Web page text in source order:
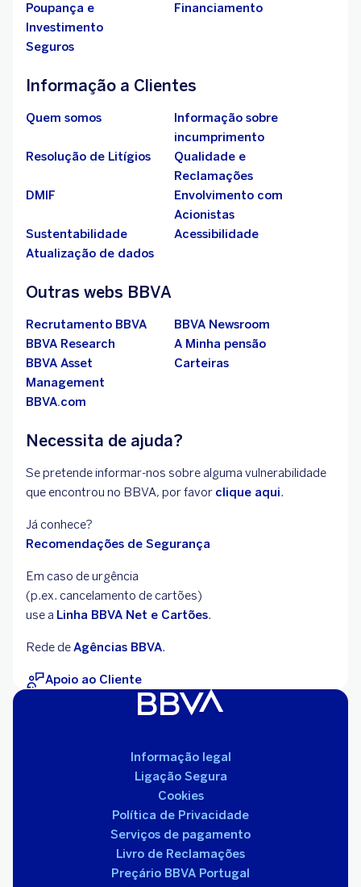
Poupança e
Investimento
Financiamento
Seguros
Informação a Clientes
Quem somos
Informação sobre
incumprimento
Resolução de Litígios
Qualidade e
Reclamações
DMIF
Envolvimento com
Acionistas
Sustentabilidade
Acessibilidade
Atualização de dados
Outras webs BBVA
Recrutamento BBVA
BBVA Newsroom
BBVA Research
A Minha pensão
BBVA Asset
Management
Carteiras
BBVA.com
Necessita de ajuda?
Se pretende informar-nos sobre alguma vulnerabilidade
que encontrou no BBVA, por favor clique aqui.
Já conhece?
Recomendações de Segurança
Em caso de urgência
(p.ex. cancelamento de cartões)
use a Linha BBVA Net e Cartões.
Rede deAgências BBVA.
Apoio ao Cliente
Informação legal
Ligação Segura
Cookies
Política de Privacidade
Serviços de pagamento
Livro de Reclamações
Preçário BBVA Portugal